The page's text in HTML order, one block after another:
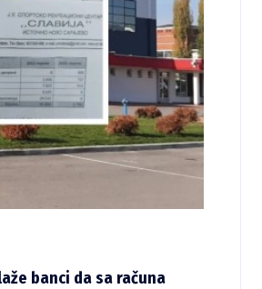
banci da sa računa